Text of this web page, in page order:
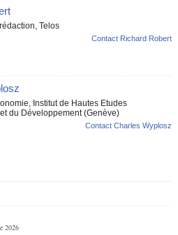
Telos
Contact Richard Robert
Institut de Hautes Etudes
du Développement (Genève)
Contact Charles Wyplosz
2026